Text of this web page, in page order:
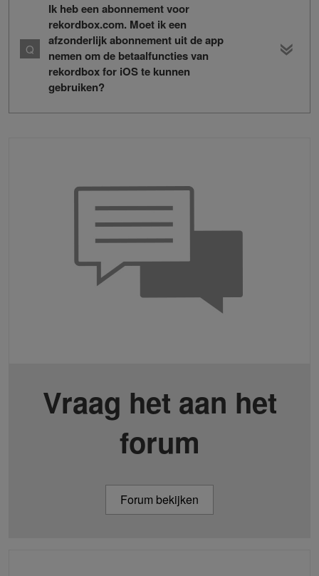
Ik heb een abonnement voor
rekordbox.com. Moet ik een
afzonderlijk abonnement uit de app
nemen om de betaalfuncties van
rekordbox for iOS te kunnen
gebruiken?
Vraag het aan het
forum
Forum bekijken